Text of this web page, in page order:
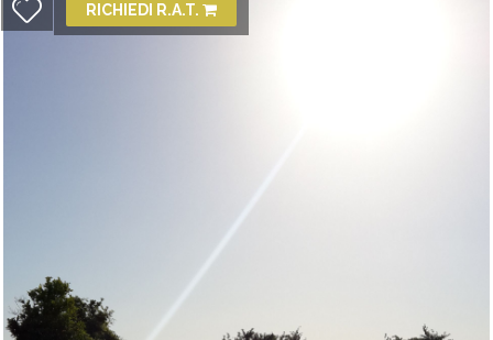
RICHIEDI R.A.T.